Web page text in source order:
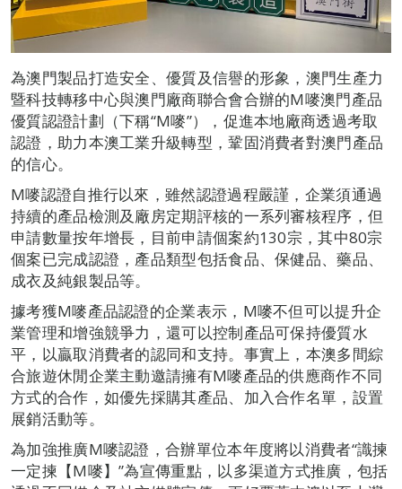
為澳門製品打造安全、優質及信譽的形象，澳門生產力
暨科技轉移中心與澳門廠商聯合會合辦的M嘜澳門產品
優質認證計劃（下稱“M嘜”），促進本地廠商透過考取
認證，助力本澳工業升級轉型，鞏固消費者對澳門產品
的信心。
M嘜認證自推行以來，雖然認證過程嚴謹，企業須通過
持續的產品檢測及廠房定期評核的一系列審核程序，但
申請數量按年增長，目前申請個案約130宗，其中80宗
個案已完成認證，產品類型包括食品、保健品、藥品、
成衣及純銀製品等。
據考獲M嘜產品認證的企業表示，M嘜不但可以提升企
業管理和增強競爭力，還可以控制產品可保持優質水
平，以贏取消費者的認同和支持。事實上，本澳多間綜
合旅遊休閒企業主動邀請擁有M嘜產品的供應商作不同
方式的合作，如優先採購其產品、加入合作名單，設置
展銷活動等。
為加強推廣M嘜認證，合辦單位本年度將以消費者“識揀
一定揀【M嘜】”為宣傳重點，以多渠道方式推廣，包括